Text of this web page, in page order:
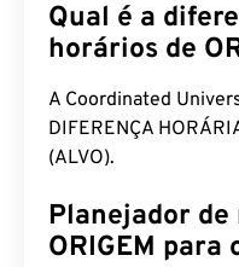
Qual é a
horários de
A Coordinated
DIFERENÇA
(ALVO).
Planejador de
ORIGEM para